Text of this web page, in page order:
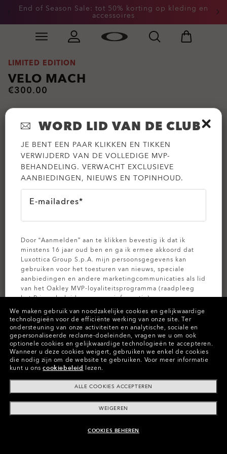
Skip to
End of Season Sale: tot 50% korting op kleding en
accessoires
Slide 2 of 3. End of Season Sale: tot 50% korting op
AAN WINKELMAND TOEVOEGEN
LIMITED EDITION
VELO MACH
€300.00
Kleuren (3) Red/black Pro
Maat
L
Maattabel
We maken gebruik van noodzakelijke cookies en gelijkwaardige
technologieën voor de efficiënte werking van onze site. Ter
ondersteuning van onze activiteiten en analytische, sociale en
gepersonaliseerde reclame-doeleinden, vragen we u om ook
optionele cookies en gelijkwaardige technologieën te accepteren.
Wanneer u deze cookies weigert, gebruiken we enkel de cookies
die nodig zijn om de website te gebruiken. Voor meer informatie
kunt u onscookiebeleid lezen.
ALLE COOKIES ACCEPTEREN
WEIGEREN
COOKIES BEHEREN
WORD LID VAN DE CLUB
JE BENT EEN PAAR KLIKKEN EN TIKKEN
VERWIJDERD VAN DE VOLLEDIGE MVP-
BEHANDELING. VERWACHT EXCLUSIEVE
AANBIEDINGEN, NIEUWS EN TOPINHOUD.
E-mailadres*
Door “Aanmelden” aan te klikken bevestig ik dat ik
minstens 16 jaar oud ben en ga ik ermee akkoord dat
Luxottica Group S.p.A. mijn persoonsgegevens kan
gebruiken voor het toesturen van nieuws, speciale
aanbiedingen en andere marketingcommunicaties als lid
van het Oakley MVP-loyaliteitsprogramma (raadpleeg
hetPrivacybeleidvoor meer informatie).
AANMELDEN